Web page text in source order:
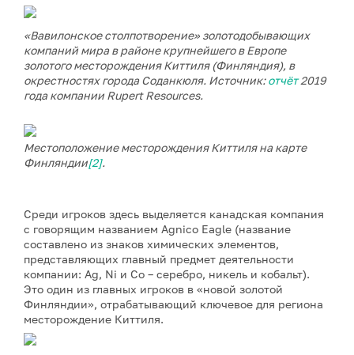
«Вавилонское столпотворение» золотодобывающих
компаний мира в районе крупнейшего в Европе
золотого месторождения Киттиля (Финляндия), в
окрестностях города Соданкюля. Источник:отчёт2019
года компании Rupert Resources.
Местоположение месторождения Киттиля на карте
Финляндии[2].
Среди игроков здесь выделяется канадская компания
с говорящим названием Agnico Eagle (название
составлено из знаков химических элементов,
представляющих главный предмет деятельности
компании: Ag, Ni и Co – серебро, никель и кобальт).
Это один из главных игроков в «новой золотой
Финляндии», отрабатывающий ключевое для региона
месторождение Киттиля.